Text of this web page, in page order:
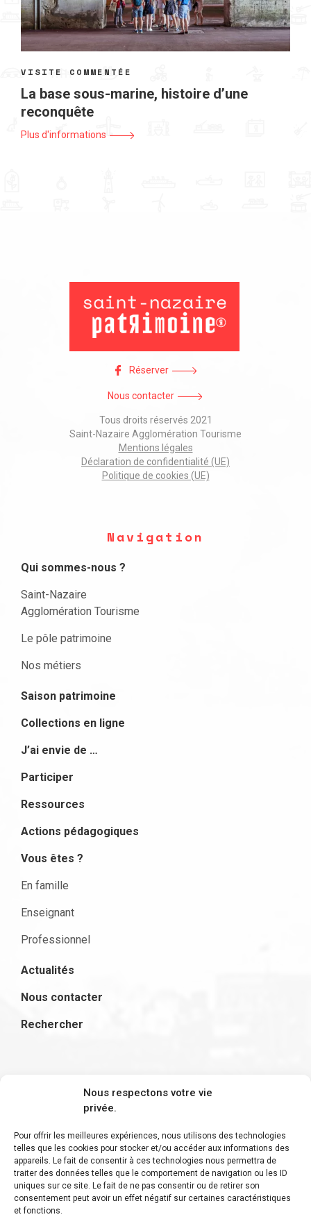
Nous respectons votre vie
privée.
Pour offrir les meilleures expériences, nous utilisons des technologies
telles que les cookies pour stocker et/ou accéder aux informations des
appareils. Le fait de consentir à ces technologies nous permettra de
traiter des données telles que le comportement de navigation ou les ID
uniques sur ce site. Le fait de ne pas consentir ou de retirer son
consentement peut avoir un effet négatif sur certaines caractéristiques
et fonctions.
VISITE COMMENTÉE
La base sous-marine, histoire d’une
reconquête
Plus d'informations
Réserver
Nous contacter
Tous droits réservés 2021
Saint-Nazaire Agglomération Tourisme
Mentions légales
Déclaration de confidentialité (UE)
Politique de cookies (UE)
Navigation
Qui sommes-nous ?
Saint-Nazaire
Agglomération Tourisme
Le pôle patrimoine
Nos métiers
Saison patrimoine
Collections en ligne
J’ai envie de …
Participer
Ressources
Actions pédagogiques
Vous êtes ?
En famille
Enseignant
Professionnel
Actualités
Nous contacter
Rechercher
S'inscrire à la newsletter
Restez informé des derniers ajouts et des
dernières actualités !